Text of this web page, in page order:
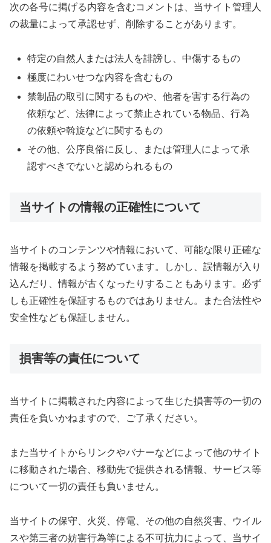
次の各号に掲げる内容を含むコメントは、当サイト管理人
の裁量によって承認せず、削除することがあります。
特定の自然人または法人を誹謗し、中傷するもの
極度にわいせつな内容を含むもの
禁制品の取引に関するものや、他者を害する行為の
依頼など、法律によって禁止されている物品、行為
の依頼や斡旋などに関するもの
その他、公序良俗に反し、または管理人によって承
認すべきでないと認められるもの
当サイトの情報の正確性について
当サイトのコンテンツや情報において、可能な限り正確な
情報を掲載するよう努めています。しかし、誤情報が入り
込んだり、情報が古くなったりすることもあります。必ず
しも正確性を保証するものではありません。また合法性や
安全性なども保証しません。
損害等の責任について
当サイトに掲載された内容によって生じた損害等の一切の
責任を負いかねますので、ご了承ください。
また当サイトからリンクやバナーなどによって他のサイト
に移動された場合、移動先で提供される情報、サービス等
について一切の責任も負いません。
当サイトの保守、火災、停電、その他の自然災害、ウイル
スや第三者の妨害行為等による不可抗力によって、当サイ